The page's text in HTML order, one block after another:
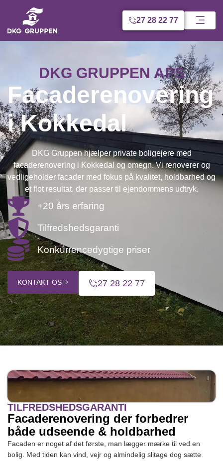
27 28 22 77
DKG GRUPPEN APS
Facaderenovering
i Kokkedal
DKG Gruppen hjælper private boligejere med
facaderenovering i Kokkedal og omegn. Vi renoverer og
vedligeholder facader med fokus på kvalitet, holdbarhed og
et flot resultat, der passer til ejendommens udtryk.
+20 års erfaring
Tilfredshedsgaranti
Konkurrencedygtige priser
KONTAKT OS 27 28 22 77
TILFREDSHEDSGARANTI
Facaderenovering der forbedrer
både udseende & holdbarhed
Facaden er noget af det første, man lægger mærke til ved en
bolig. Med tiden kan vind, vejr og almindelig slitage dog sætte